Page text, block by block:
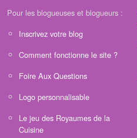
Pour les blogueuses et blogueurs :
Inscrivez votre blog
Comment fonctionne le site ?
Foire Aux Questions
Logo personnalisable
Le jeu des Royaumes de la
Cuisine